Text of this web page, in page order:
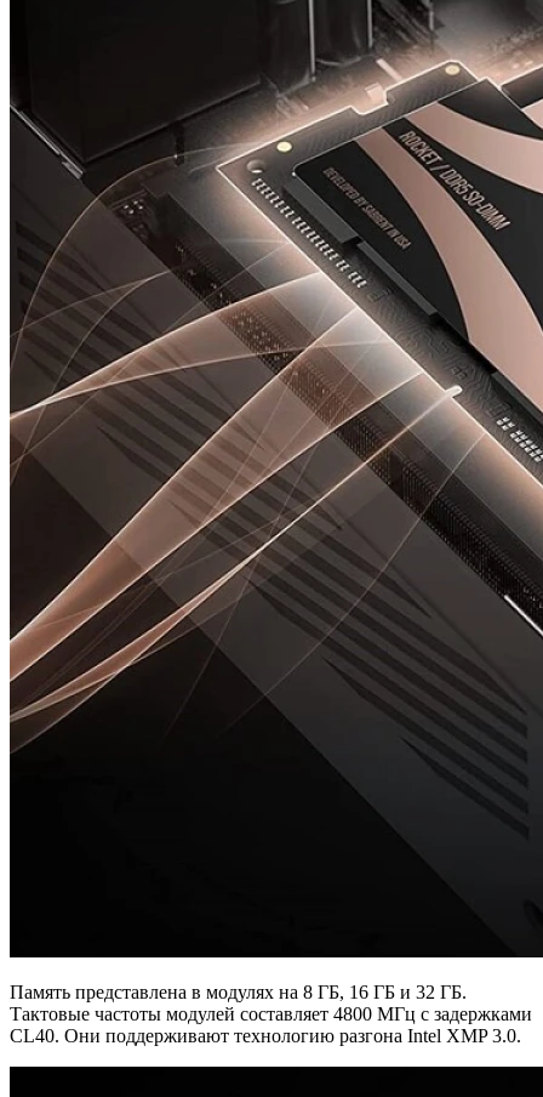
Память представлена в модулях на 8 ГБ, 16 ГБ и 32 ГБ.
Тактовые частоты модулей составляет 4800 МГц с задержками
CL40. Они поддерживают технологию разгона Intel XMP 3.0.